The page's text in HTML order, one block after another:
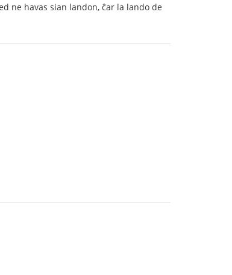
ne havas sian landon, ĉar la lando de